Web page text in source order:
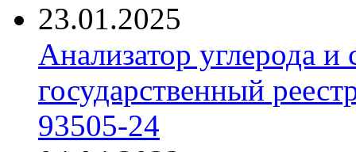
23.01.2025
Анализатор углерода
государственный
93505-24